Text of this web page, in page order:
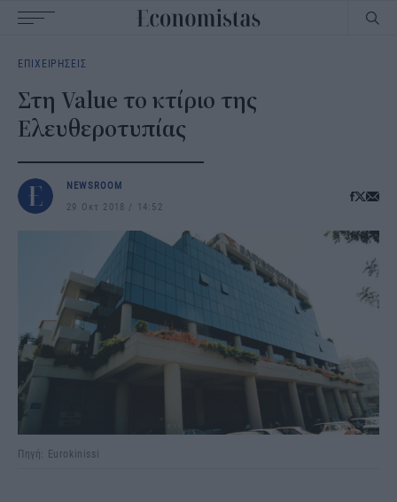
navigation
ΕΠΙΧΕΙΡΗΣΕΙΣ
Στη Value το κτίριο της
Ελευθεροτυπίας
NEWSROOM
29 Οκτ 2018
14:52
Πηγή: Eurokinissi